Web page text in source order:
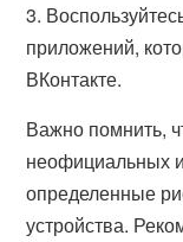
3.
приложений,
ВКонтакте.
Важно помнить,
неофициальных
определенные
устройства.